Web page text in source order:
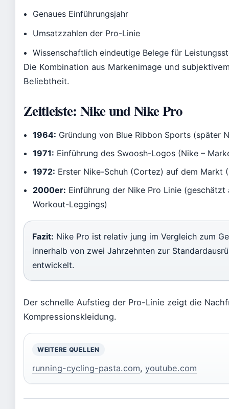
Genaues Einführungsjahr
Umsatzzahlen der Pro-Linie
Wissenschaftlich eindeutige Belege für
Die Kombination aus Markenimage und
Beliebtheit.
Zeitleiste: Nike und Nike Pro
1964: Gründung von Blue Ribbon Sports (später
1971: Einführung des Swoosh-Logos (Nike –
1972: Erster Nike-Schuh (Cortez) auf dem Markt
2000er: Einführung der Nike Pro Linie
Workout-Leggings)
Fazit: Nike Pro ist relativ jung im Vergleich zum
innerhalb von zwei Jahrzehnten zur
entwickelt.
Der schnelle Aufstieg der Pro-Linie zeigt die
Kompressionskleidung.
WEITERE QUELLEN
running-cycling-pasta.com, youtube.com